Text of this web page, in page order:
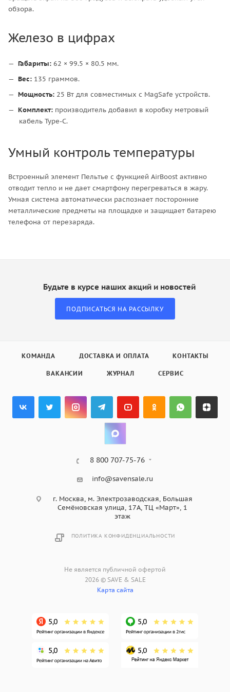
обзора.
Железо в цифрах
Габариты: 62 × 99.5 × 80.5 мм.
Вес: 135 граммов.
Мощность: 25 Вт для совместимых с MagSafe устройств.
Комплект: производитель добавил в коробку метровый
кабель Type-C.
Умный контроль температуры
Встроенный элемент Пельтье с функцией AirBoost активно
отводит тепло и не дает смартфону перегреваться в жару.
Умная система автоматически распознает посторонние
металлические предметы на площадке и защищает батарею
телефона от перезаряда.
Будьте в курсе наших акций и новостей
ПОДПИСАТЬСЯ НА РАССЫЛКУ
КОМАНДА ДОСТАВКА И ОПЛАТА КОНТАКТЫ
ВАКАНСИИ ЖУРНАЛ СЕРВИС
8 800 707-75-76
info@savensale.ru
г. Москва, м. Электрозаводская, Большая
Семёновская улица, 17А, ТЦ «Март», 1
этаж
ПОЛИТИКА КОНФИДЕНЦИАЛЬНОСТИ
Не является публичной офертой
2026 © SAVE & SALE
Карта сайта